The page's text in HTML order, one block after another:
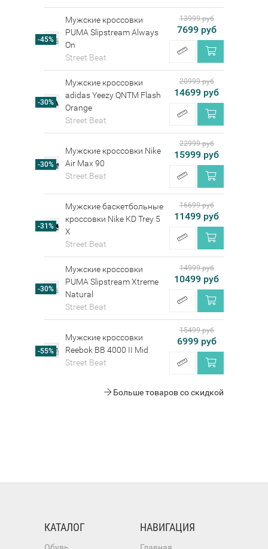
-45%
Мужские кроссовки
PUMA Slipstream Always
On
Street Beat
13999 руб
7699 руб
-30%
Мужские кроссовки
adidas Yeezy QNTM Flash
Orange
Street Beat
20999 руб
14699 руб
-30%
Мужские кроссовки Nike
Air Max 90
Street Beat
22999 руб
15999 руб
-31%
Мужские баскетбольные
кроссовки Nike KD Trey 5
X
Street Beat
16699 руб
11499 руб
-30%
Мужские кроссовки
PUMA Slipstream Xtreme
Natural
Street Beat
14999 руб
10499 руб
-55%
Мужские кроссовки
Reebok BB 4000 II Mid
Street Beat
15499 руб
6999 руб
Больше товаров со скидкой
КАТАЛОГ
Обувь
НАВИГАЦИЯ
Главная